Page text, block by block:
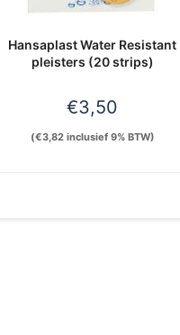
Hansaplast Water Resistant
pleisters (20 strips)
€3,50
(€3,82inclusief 9% BTW)